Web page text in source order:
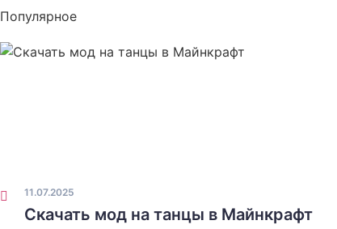
Популярное
Скачать мод на танцы в Майнкрафт
11.07.2025